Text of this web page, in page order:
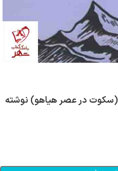
در عصر هیاهو) نوشته